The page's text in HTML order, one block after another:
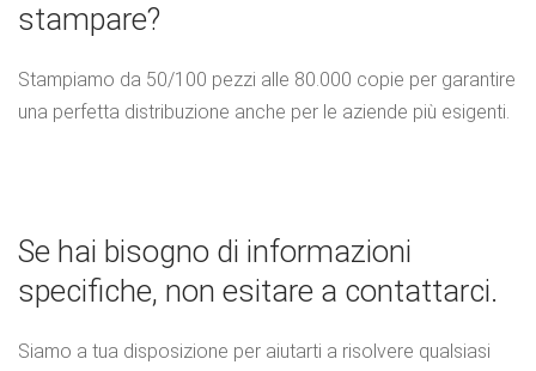
stampare?
Stampiamo da 50/100 pezzi alle 80.000 copie per garantire
una perfetta distribuzione anche per le aziende più esigenti.
Se hai bisogno di informazioni
specifiche, non esitare a contattarci.
Siamo a tua disposizione per aiutarti a risolvere qualsiasi